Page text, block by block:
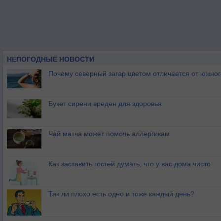
НЕПОГОДНЫЕ НОВОСТИ
Почему северный загар цветом отличается от
Букет сирени вреден для здоровья
Чай матча может помочь аллергикам
Как заставить гостей думать, что у вас дома чисто
Так ли плохо есть одно и тоже каждый день?